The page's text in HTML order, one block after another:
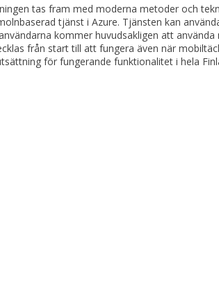
tas fram med moderna metoder och
tjänst i Azure. Tjänsten kan
kommer huvudsakligen att
från start till att fungera även när
för fungerande funktionalitet i hela